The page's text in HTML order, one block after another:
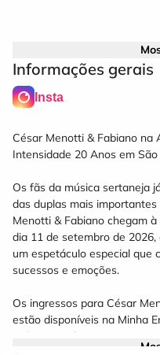
Informações gerais
Insta
César Menotti & Fabiano na
Intensidade 20 Anos em São
Os fãs da música sertaneja
das duplas mais
Menotti & Fabiano chegam
dia 11 de setembro de
um espetáculo especial que
sucessos e emoções.
Os ingressos para César
estão disponíveis na Minha
todo o estado para uma